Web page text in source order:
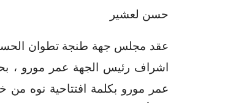
حسن لعشير
اشراف رئيس الجهة عمر مورو ،
عمر مورو بكلمة افتتاحية نوه من